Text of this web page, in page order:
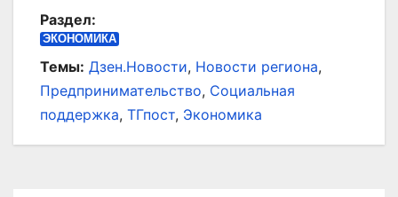
Раздел:
ЭКОНОМИКА
Темы: Дзен.Новости, Новости региона,
Предпринимательство, Социальная
поддержка, ТГпост, Экономика